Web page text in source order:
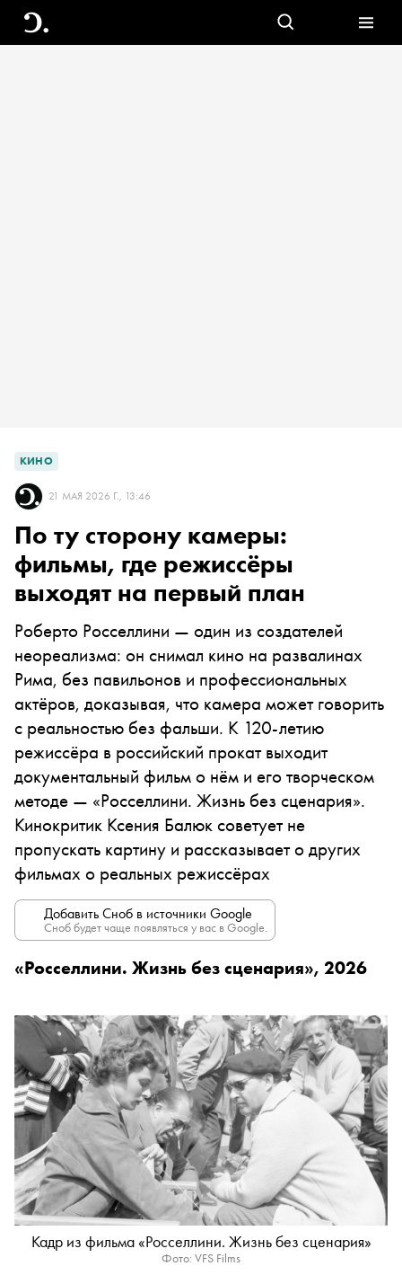
КИНО
21 МАЯ 2026 Г., 13:46
По ту сторону камеры:
фильмы, где режиссёры
выходят на первый план
Роберто Росселлини — один из создателей
неореализма: он снимал кино на развалинах
Рима, без павильонов и профессиональных
актёров, доказывая, что камера может говорить
с реальностью без фальши. К 120-летию
режиссёра в российский прокат выходит
документальный фильм о нём и его творческом
методе — «Росселлини. Жизнь без сценария».
Кинокритик Ксения Балюк советует не
пропускать картину и рассказывает о других
фильмах о реальных режиссёрах
Добавить Сноб в источники Google
Сноб будет чаще появляться у вас в Google.
«Росселлини. Жизнь без сценария», 2026
Кадр из фильма «Росселлини. Жизнь без сценария»
Фото: VFS Films